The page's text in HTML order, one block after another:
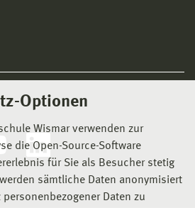
Optionen
Wismar verwenden zur
die Open-Source-Software
für Sie als Besucher stetig
sämtliche Daten anonymisiert
Daten zu